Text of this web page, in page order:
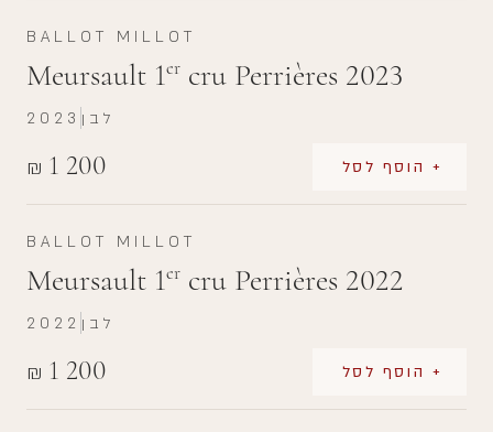
BALLOT MILLOT
Meursault 1er cru Perrières 2023
₪ 1 200 + הוסף לסל
2023 לבן
BALLOT MILLOT
Meursault 1er cru Perrières 2022
₪ 1 200 + הוסף לסל
2022 לבן